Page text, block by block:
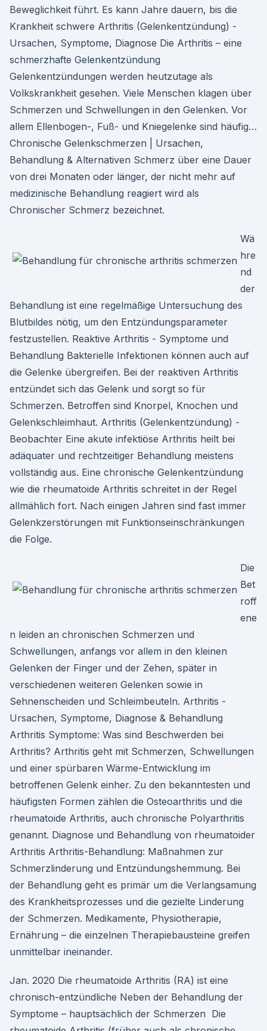
Beweglichkeit führt. Es kann Jahre dauern, bis die
Krankheit schwere Arthritis (Gelenkentzündung) -
Ursachen, Symptome, Diagnose Die Arthritis – eine
schmerzhafte Gelenkentzündung
Gelenkentzündungen werden heutzutage als
Volkskrankheit gesehen. Viele Menschen klagen über
Schmerzen und Schwellungen in den Gelenken. Vor
allem Ellenbogen-, Fuß- und Kniegelenke sind häufig…
Chronische Gelenkschmerzen | Ursachen,
Behandlung & Alternativen Schmerz über eine Dauer
von drei Monaten oder länger, der nicht mehr auf
medizinische Behandlung reagiert wird als
Chronischer Schmerz bezeichnet.
Wä
hre
nd
der
Behandlung ist eine regelmäßige Untersuchung des
Blutbildes nötig, um den Entzündungsparameter
festzustellen. Reaktive Arthritis - Symptome und
Behandlung Bakterielle Infektionen können auch auf
die Gelenke übergreifen. Bei der reaktiven Arthritis
entzündet sich das Gelenk und sorgt so für
Schmerzen. Betroffen sind Knorpel, Knochen und
Gelenkschleimhaut. Arthritis (Gelenkentzündung) -
Beobachter Eine akute infektiöse Arthritis heilt bei
adäquater und rechtzeitiger Behandlung meistens
vollständig aus. Eine chronische Gelenkentzündung
wie die rheumatoide Arthritis schreitet in der Regel
allmählich fort. Nach einigen Jahren sind fast immer
Gelenkzerstörungen mit Funktionseinschränkungen
die Folge.
Die
Bet
roff
ene
n leiden an chronischen Schmerzen und
Schwellungen, anfangs vor allem in den kleinen
Gelenken der Finger und der Zehen, später in
verschiedenen weiteren Gelenken sowie in
Sehnenscheiden und Schleimbeuteln. Arthritis -
Ursachen, Symptome, Diagnose & Behandlung
Arthritis Symptome: Was sind Beschwerden bei
Arthritis? Arthritis geht mit Schmerzen, Schwellungen
und einer spürbaren Wärme-Entwicklung im
betroffenen Gelenk einher. Zu den bekanntesten und
häufigsten Formen zählen die Osteoarthritis und die
rheumatoide Arthritis, auch chronische Polyarthritis
genannt. Diagnose und Behandlung von rheumatoider
Arthritis Arthritis-Behandlung: Maßnahmen zur
Schmerzlinderung und Entzündungshemmung. Bei
der Behandlung geht es primär um die Verlangsamung
des Krankheitsprozesses und die gezielte Linderung
der Schmerzen. Medikamente, Physiotherapie,
Ernährung – die einzelnen Therapiebausteine greifen
unmittelbar ineinander.
Jan. 2020 Die rheumatoide Arthritis (RA) ist eine
chronisch-entzündliche Neben der Behandlung der
Symptome – hauptsächlich der Schmerzen Die